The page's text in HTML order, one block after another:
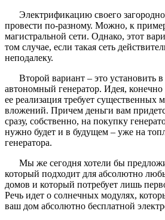
Электрификацию своего
провести по-разному. Можно, к
магистральной сети. Однако, этот
том случае, если такая сеть
неподалеку.
Второй вариант – это установить
автономный генератор. Идея,
ее реализация требует существенных
вложений. Причем деньги вам
сразу, собственно, на покупку
нужно будет и в будущем – уже на
генератора.
Мы же сегодня хотели бы
который подходит для абсолютно
домов и который потребует лишь
Речь идет о солнечных модулях,
ваш дом абсолютно бесплатной